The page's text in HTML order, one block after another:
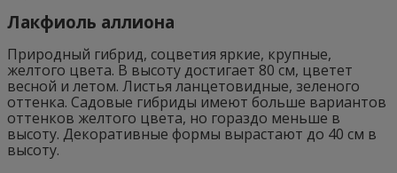
Лакфиоль аллиона
Природный гибрид, соцветия яркие, крупные,
желтого цвета. В высоту достигает 80 см, цветет
весной и летом. Листья ланцетовидные, зеленого
оттенка. Садовые гибриды имеют больше вариантов
оттенков желтого цвета, но гораздо меньше в
высоту. Декоративные формы вырастают до 40 см в
высоту.